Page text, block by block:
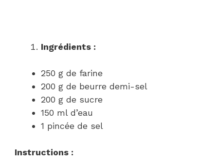
Ingrédients :
250 g de farine
200 g de beurre demi-sel
200 g de sucre
150 ml d’eau
1 pincée de sel
Instructions :